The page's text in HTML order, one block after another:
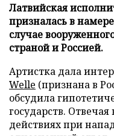
Латвийская
призналась в
случае
страной и Россией.
Артистка дала
Welle (признана в
обсудила
государств.
действиях при